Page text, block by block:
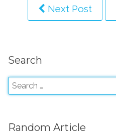
Next Post
Search
Random Article